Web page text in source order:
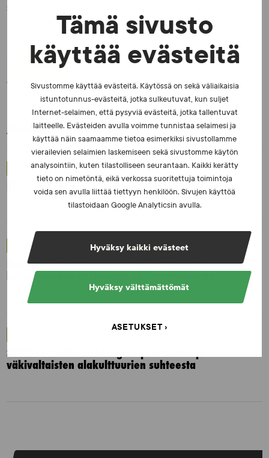
Tämä sivusto
käyttää evästeitä
Sivustomme käyttää evästeitä. Käytössä on sekä väliaikaisia
istuntotunnus-evästeitä, jotka sulkeutuvat, kun suljet
Internet-selaimen, että pysyviä evästeitä, jotka tallentuvat
laitteelle. Evästeiden avulla voimme tunnistaa selaimesi ja
käyttää näin saamaamme tietoa esimerkiksi sivustollamme
vierailevien selaimien laskemiseen sekä sivustomme käytön
analysointiin, kuten tilastolliseen seurantaan. Kaikki kerätty
tieto on nimetöntä, eikä verkossa suoritettuja toimintoja
voida sen avulla liittää tiettyyn henkilöön. Sivujen käyttöä
tilastoidaan Google Analyticsin avulla.
Hyväksy kaikki evästeet
Hyväksy välttämättömät
ASETUKSET
SUEK
puh: 0400 878 949
JAA:
Aiheeseen liittyvää:
UUTISET - 5.8.2026
Iljukov SUEKin lääketieteelliseksi asiantuntijaksi
UUTISET - 16.7.2026
Dopingrikkomuspäätösten julkistaminen:
kysymyksiä ja vastauksia EUT:n ratkaisusta
SUEKin sivuilla uusi blogisarja urheilun ja
väkivaltaisten alakulttuurien suhteesta